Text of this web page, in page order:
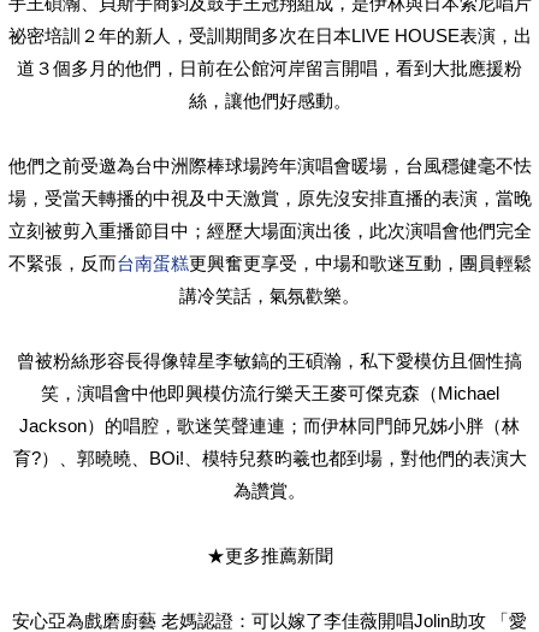
祕密培訓２年的新人，受訓期間多次在日本LIVE HOUSE表演，出
道３個多月的他們，日前在公館河岸留言開唱，看到大批應援粉
絲，讓他們好感動。
他們之前受邀為台中洲際棒球場跨年演唱會暖場，台風穩健毫不怯
場，受當天轉播的中視及中天激賞，原先沒安排直播的表演，當晚
立刻被剪入重播節目中；經歷大場面演出後，此次演唱會他們完全
不緊張，反而台南蛋糕更興奮更享受，中場和歌迷互動，團員輕鬆
講冷笑話，氣氛歡樂。
曾被粉絲形容長得像韓星李敏鎬的王碩瀚，私下愛模仿且個性搞
笑，演唱會中他即興模仿流行樂天王麥可傑克森（Michael
Jackson）的唱腔，歌迷笑聲連連；而伊林同門師兄姊小胖（林
育?）、郭曉曉、BOi!、模特兒蔡昀羲也都到場，對他們的表演大
為讚賞。
★更多推薦新聞
安心亞為戲磨廚藝 老媽認證：可以嫁了李佳薇開唱Jolin助攻 「愛